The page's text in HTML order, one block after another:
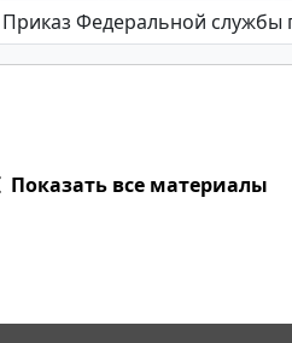
Показать все материалы